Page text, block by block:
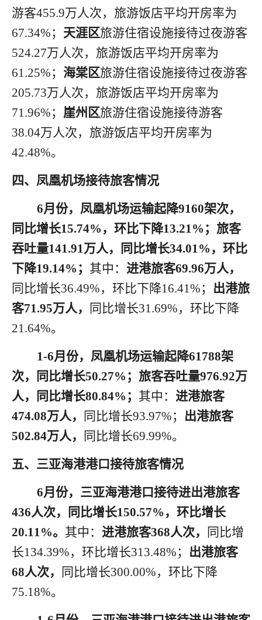
游客455.9万人次，旅游饭店平均开房率为
67.34%； 天涯区旅游住宿设施接待过夜游客
524.27万人次，旅游饭店平均开房率为
61.25%； 海棠区旅游住宿设施接待过夜游客
205.73万人次，旅游饭店平均开房率为
71.96%； 崖州区旅游住宿设施接待游客
38.04万人次，旅游饭店平均开房率为
42.48%。
四、凤凰机场接待旅客情况
6月 份，凤凰机场运输起降9160架次，
同比增长15.74% ，环比下降13.21% ；旅客
吞吐量141.91万人，同比增长34.01% ，环比
下降19.14% ； 其中： 进港旅客69.96万人，
同比增长36.49%，环比下降16.41%； 出港旅
客71.95万人， 同比增长31.69%，环比下降
21.64%。
1-6月 份，凤凰机场运输起降61788架
次，同比增长50.27%；旅客吞吐量976.92万
人，同比增长80.84%； 其中： 进港旅客
474.08万人， 同比增长93.97%； 出港旅客
502.84万人， 同比增长69.99%。
五、三亚海港港口接待旅客情况
6月 份，三亚海港港口接待进出港旅客
436人次，同比增长150.57%，环比增长
20.11%。 其中： 进港旅客368人次， 同比增
长134.39%，环比增长313.48%； 出港旅客
68人次， 同比增长300.00%，环比下降
75.18%。